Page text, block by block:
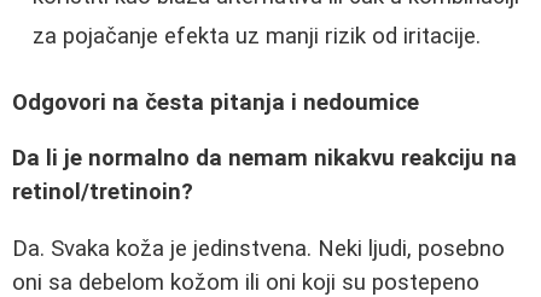
za pojačanje efekta uz manji rizik od iritacije.
Odgovori na česta pitanja i nedoumice
Da li je normalno da nemam nikakvu reakciju na
retinol/tretinoin?
Da. Svaka koža je jedinstvena. Neki ljudi, posebno
oni sa debelom kožom ili oni koji su postepeno